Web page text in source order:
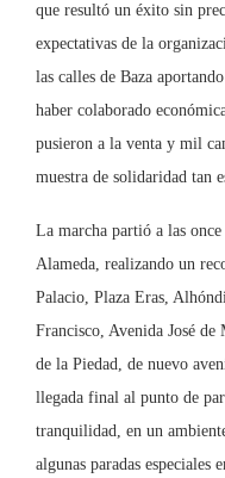
que resultó un éxito sin
expectativas de la
las calles de Baza
haber colaborado
pusieron a la venta y mil
muestra de solidaridad tan
La marcha partió a las
Alameda, realizando un
Palacio, Plaza Eras,
Francisco, Avenida José
de la Piedad, de nuevo
llegada final al punto de
tranquilidad, en un
algunas paradas